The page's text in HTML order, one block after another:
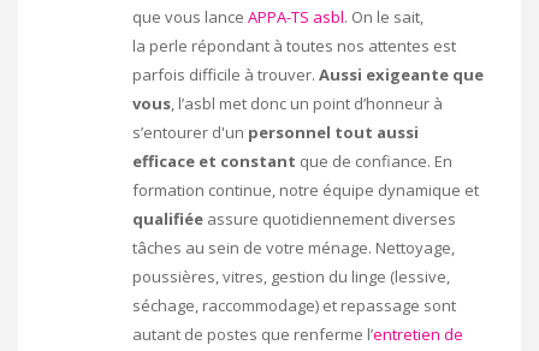
que vous lance APPA-TS asbl. On le sait,
la perle répondant à toutes nos attentes est
parfois difficile à trouver. Aussi exigeante que
vous, l’asbl met donc un point d’honneur à
s’entourer d'un personnel tout aussi
efficace et constant que de confiance. En
formation continue, notre équipe dynamique et
qualifiée assure quotidiennement diverses
tâches au sein de votre ménage. Nettoyage,
poussières, vitres, gestion du linge (lessive,
séchage, raccommodage) et repassage sont
autant de postes que renferme l’entretien de